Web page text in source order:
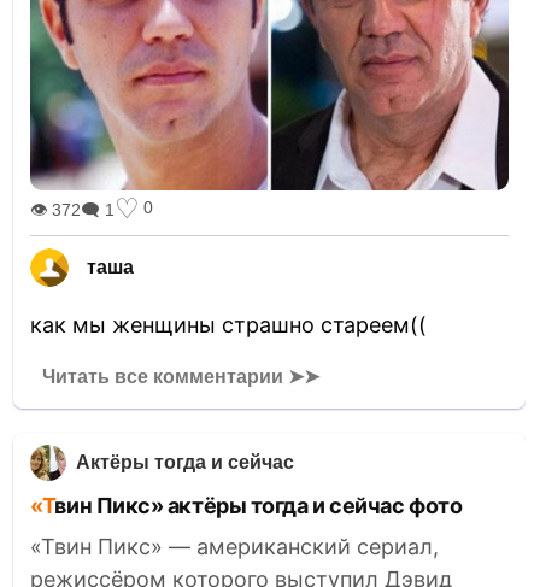
👁 372🗨 1 ♡ 0
таша
как мы женщины страшно стареем((
Читать все комментарии ➤➤
Актёры тогда и сейчас
«Твин Пикс» актёры тогда и сейчас фото
«Твин Пикс» — американский сериал,
режиссёром которого выступил Дэвид